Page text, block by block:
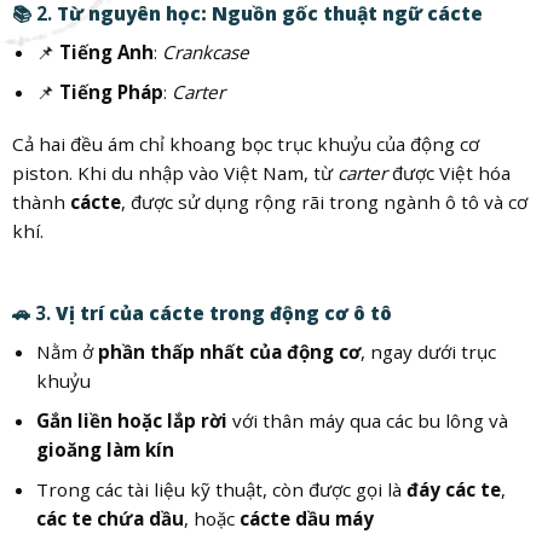
📚 2. Từ nguyên học: Nguồn gốc thuật ngữ cácte
📌 Tiếng Anh: Crankcase
📌 Tiếng Pháp: Carter
Cả hai đều ám chỉ khoang bọc trục khuỷu của động cơ
piston. Khi du nhập vào Việt Nam, từ carterđược Việt hóa
thành cácte, được sử dụng rộng rãi trong ngành ô tô và cơ
khí.
🚗 3. Vị trí của cácte trong động cơ ô tô
Nằm ở phần thấp nhất của động cơ, ngay dưới trục
khuỷu
Gắn liền hoặc lắp rời với thân máy qua các bu lông và
gioăng làm kín
Trong các tài liệu kỹ thuật, còn được gọi là đáy các te,
các te chứa dầu, hoặc cácte dầu máy